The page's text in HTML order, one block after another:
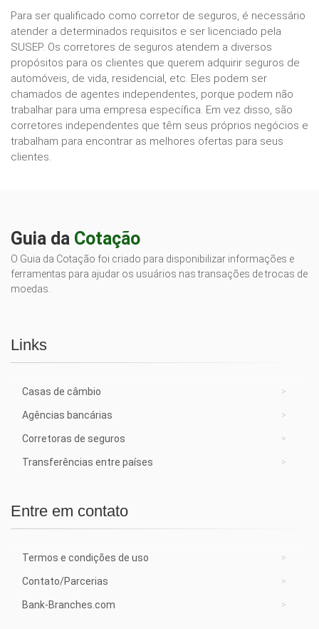
Para ser qualificado como corretor de seguros, é necessário
atender a determinados requisitos e ser licenciado pela
SUSEP. Os corretores de seguros atendem a diversos
propósitos para os clientes que querem adquirir seguros de
automóveis, de vida, residencial, etc. Eles podem ser
chamados de agentes independentes, porque podem não
trabalhar para uma empresa específica. Em vez disso, são
corretores independentes que têm seus próprios negócios e
trabalham para encontrar as melhores ofertas para seus
clientes.
Guia da Cotação
O Guia da Cotação foi criado para disponibilizar informações e
ferramentas para ajudar os usuários nas transações de trocas de
moedas.
Links
Casas de câmbio
Agências bancárias
Corretoras de seguros
Transferências entre países
Entre em contato
Termos e condições de uso
Contato/Parcerias
Bank-Branches.com